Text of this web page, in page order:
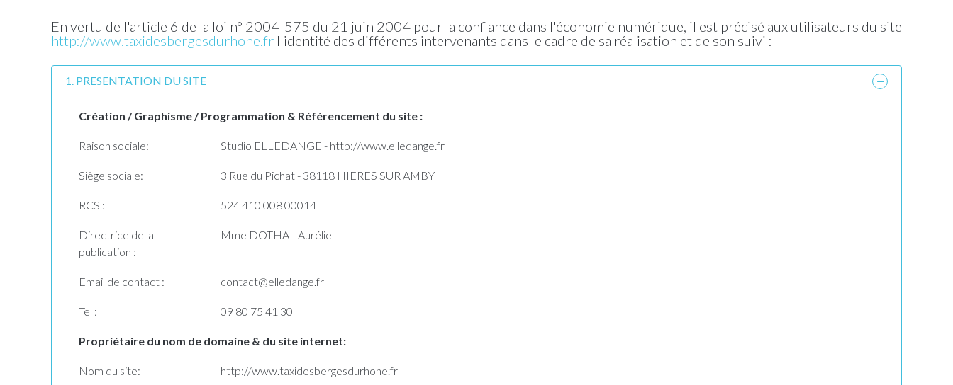
En vertu de l'article 6 de la loi n° 2004-575 du 21 juin 2004 pour la confiance dans l'économie numérique, il est précisé aux utilisateurs du site
http://www.taxidesbergesdurhone.fr l'identité des différents intervenants dans le cadre de sa réalisation et de son suivi :
1. PRESENTATION DU SITE
Création / Graphisme / Programmation & Référencement du site :
Raison sociale: Studio ELLEDANGE - http://www.elledange.fr
Siège sociale: 3 Rue du Pichat - 38118 HIERES SUR AMBY
RCS : 524 410 008 00014
Directrice de la
publication :
Mme DOTHAL Aurélie
Email de contact : contact@elledange.fr
Tel : 09 80 75 41 30
Propriétaire du nom de domaine & du site internet:
Nom du site: http://www.taxidesbergesdurhone.fr